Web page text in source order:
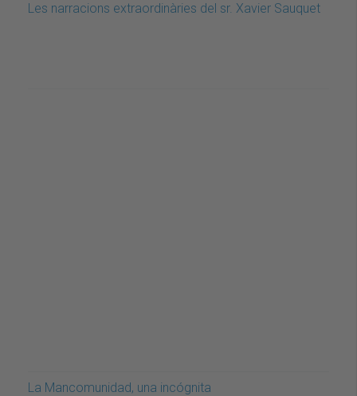
Les narracions extraordinàries del sr. Xavier Sauquet
La Mancomunidad, una incógnita